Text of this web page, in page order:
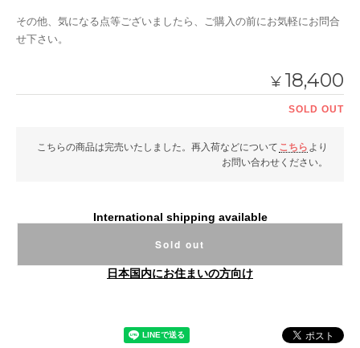
その他、気になる点等ございましたら、ご購入の前にお気軽にお問合
せ下さい。
¥ 18,400
SOLD OUT
こちらの商品は完売いたしました。再入荷などについて こちら より
お問い合わせください。
International shipping available
Sold out
日本国内にお住まいの方向け